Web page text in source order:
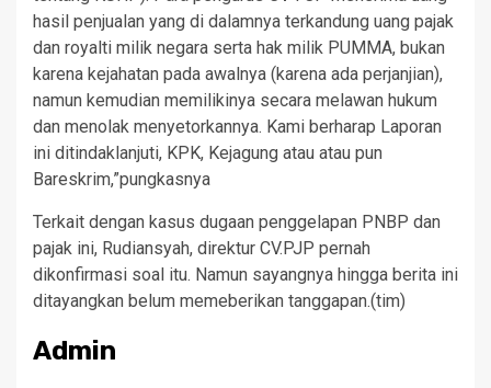
hasil penjualan yang di dalamnya terkandung uang pajak
dan royalti milik negara serta hak milik PUMMA, bukan
karena kejahatan pada awalnya (karena ada perjanjian),
namun kemudian memilikinya secara melawan hukum
dan menolak menyetorkannya. Kami berharap Laporan
ini ditindaklanjuti, KPK, Kejagung atau atau pun
Bareskrim,”pungkasnya
Terkait dengan kasus dugaan penggelapan PNBP dan
pajak ini, Rudiansyah, direktur CV.PJP pernah
dikonfirmasi soal itu. Namun sayangnya hingga berita ini
ditayangkan belum memeberikan tanggapan.(tim)
Admin